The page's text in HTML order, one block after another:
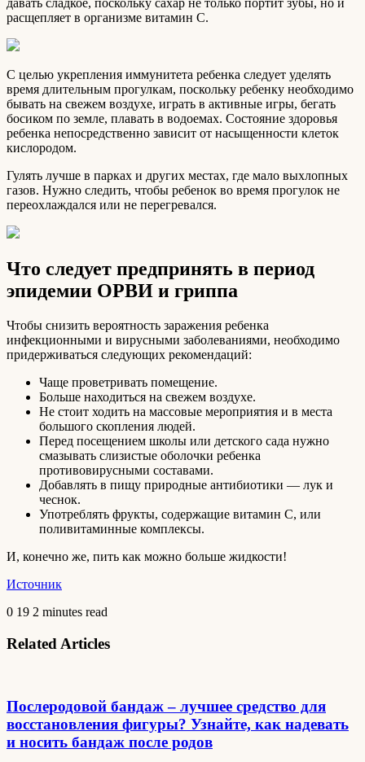
давать сладкое, поскольку сахар не только портит зубы, но и
расщепляет в организме витамин C.
С целью укрепления иммунитета ребенка следует уделять
время длительным прогулкам, поскольку ребенку необходимо
бывать на свежем воздухе, играть в активные игры, бегать
босиком по земле, плавать в водоемах. Состояние здоровья
ребенка непосредственно зависит от насыщенности клеток
кислородом.
Гулять лучше в парках и других местах, где мало выхлопных
газов. Нужно следить, чтобы ребенок во время прогулок не
переохлаждался или не перегревался.
Что следует предпринять в период
эпидемии ОРВИ и гриппа
Чтобы снизить вероятность заражения ребенка
инфекционными и вирусными заболеваниями, необходимо
придерживаться следующих рекомендаций:
Чаще проветривать помещение.
Больше находиться на свежем воздухе.
Не стоит ходить на массовые мероприятия и в места
большого скопления людей.
Перед посещением школы или детского сада нужно
смазывать слизистые оболочки ребенка
противовирусными составами.
Добавлять в пищу природные антибиотики — лук и
чеснок.
Употреблять фрукты, содержащие витамин C, или
поливитаминные комплексы.
И, конечно же, пить как можно больше жидкости!
Источник
0 19 2 minutes read
Related Articles
Послеродовой бандаж – лучшее средство для
восстановления фигуры? Узнайте, как надевать
и носить бандаж после родов